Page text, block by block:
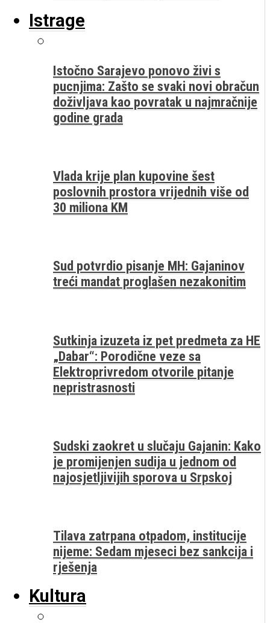
Istrage
Istočno Sarajevo ponovo živi s
pucnjima: Zašto se svaki novi obračun
doživljava kao povratak u najmračnije
godine grada
Vlada krije plan kupovine šest
poslovnih prostora vrijednih više od
30 miliona KM
Sud potvrdio pisanje MH: Gajaninov
treći mandat proglašen nezakonitim
Sutkinja izuzeta iz pet predmeta za HE
„Dabar“: Porodične veze sa
Elektroprivredom otvorile pitanje
nepristrasnosti
Sudski zaokret u slučaju Gajanin: Kako
je promijenjen sudija u jednom od
najosjetljivijih sporova u Srpskoj
Tilava zatrpana otpadom, institucije
nijeme: Sedam mjeseci bez sankcija i
rješenja
Kultura